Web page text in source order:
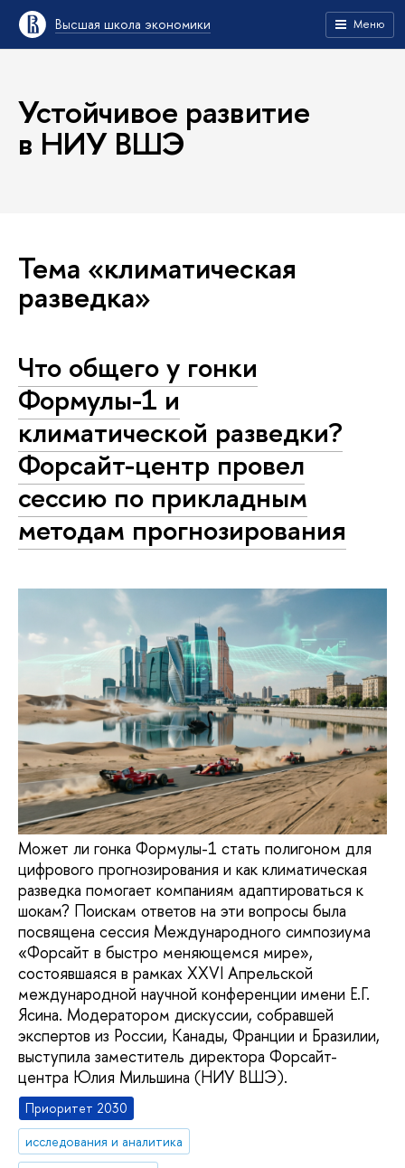
Высшая школа экономики Меню
Устойчивое развитие
в НИУ ВШЭ
Тема «климатическая
разведка»
Что общего у гонки
Формулы-1 и
климатической разведки?
Форсайт-центр провел
сессию по прикладным
методам прогнозирования
Может ли гонка Формулы-1 стать полигоном для
цифрового прогнозирования и как климатическая
разведка помогает компаниям адаптироваться к
шокам? Поискам ответов на эти вопросы была
посвящена сессия Международного симпозиума
«Форсайт в быстро меняющемся мире»,
состоявшаяся в рамках XXVI Апрельской
международной научной конференции имени Е.Г.
Ясина. Модератором дискуссии, собравшей
экспертов из России, Канады, Франции и Бразилии,
выступила заместитель директора Форсайт-
центра Юлия Мильшина (НИУ ВШЭ).
Приоритет 2030
исследования и аналитика